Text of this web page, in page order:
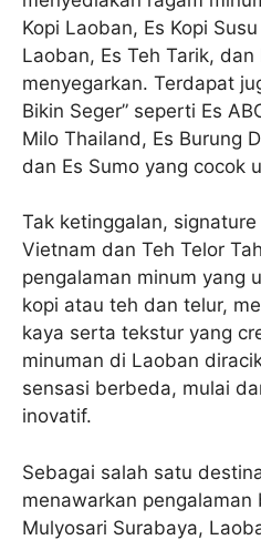
Kopi Laoban, Es Kopi
Laoban, Es Teh Tarik, dan
menyegarkan. Terdapat
Bikin Seger” seperti Es
Milo Thailand, Es Burung
dan Es Sumo yang cocok
Tak ketinggalan,
Vietnam dan Teh Telor
pengalaman minum yang
kopi atau teh dan telur,
kaya serta tekstur yang
minuman di Laoban
sensasi berbeda, mulai
inovatif.
Sebagai salah satu
menawarkan
Mulyosari Surabaya,